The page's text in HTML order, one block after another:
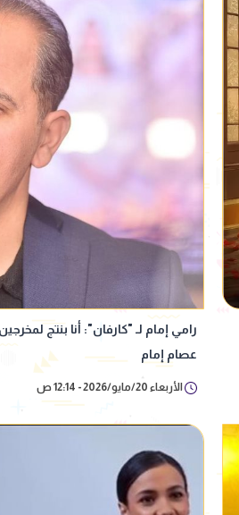
رامي إمام لـ "كارفان": أنا بنتج
عصام إمام
الأربعاء 20/مايو/2026 - 12:14 ص